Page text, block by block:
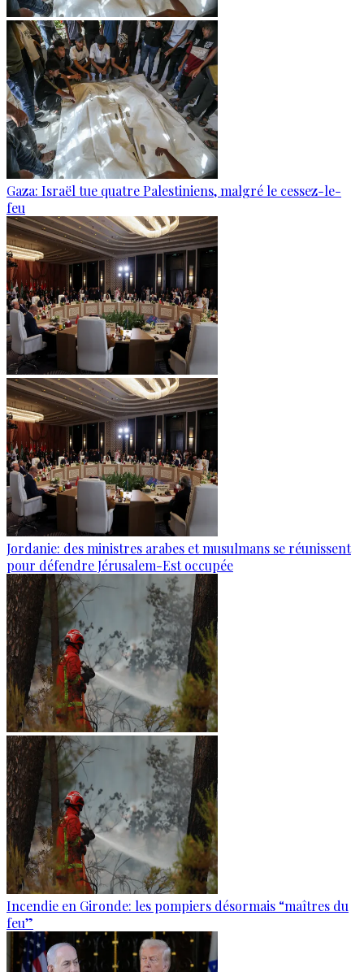
Gaza: Israël tue quatre Palestiniens, malgré le cessez-le-
feu
Jordanie: des ministres arabes et musulmans se réunissent
pour défendre Jérusalem-Est occupée
Incendie en Gironde: les pompiers désormais “maîtres du
feu”